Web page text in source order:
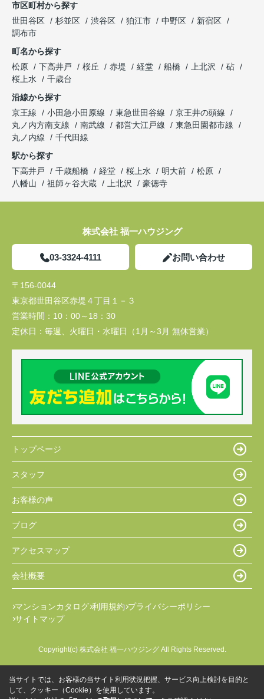
市区町村から探す
世田谷区
杉並区 渋谷区 狛江市 中野区
新宿区
調布市
町名から探す
松原
下高井戸 桜丘 赤堤 経堂 船橋 上北沢
砧
桜上水
千歳台
沿線から探す
京王線
小田急小田原線 東急世田谷線
京王井の頭線
丸ノ内方南支線
南武線 都営大江戸線
東急田園都市線
丸ノ内線
千代田線
駅から探す
下高井戸
千歳船橋 経堂 桜上水 明大前
松原
八幡山
祖師ヶ谷大蔵 上北沢 豪徳寺
株式会社 福一ハウジング
03-3324-4111 お問い合わせ
〒156-0044
東京都世田谷区赤堤４丁目１－３
営業時間： 10：00～18：30
定休日： 毎週、火曜日・水曜日（1月～3月 無休営業）
トップページ
スタッフ
お客様の声
ブログ
アクセスマップ
会社概要
マンションカタログ 利用規約 プライバシーポリシー
サイトマップ
Copyright(c) 株式会社 福一ハウジング All Rights Reserved.
当サイトでは、お客様の当サイト利用状況把握、サービス向上検討を目的と
して、クッキー（Cookie）を使用しています。